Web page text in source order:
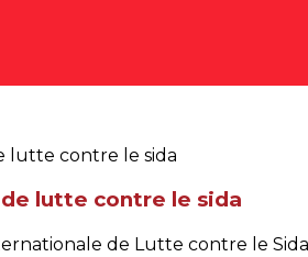
lutte contre le sida
de Lutte contre le